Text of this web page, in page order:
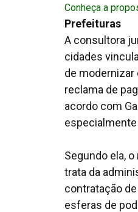
Conheça a
Prefeituras
A consultora
cidades
de modernizar
reclama de
acordo com
Segundo ela,
trata da
contratação
esferas de